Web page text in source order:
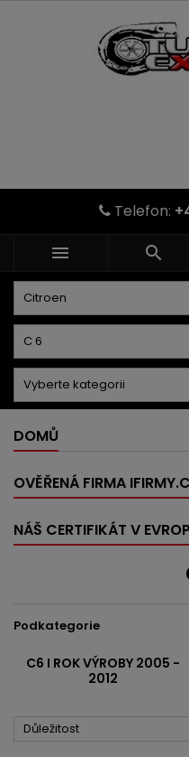
Telefon:
 
DOMŮ
OVĚŘENÁ FIRMA
NÁŠ CERTIFIKÁT V
Podkategorie
C6 I ROK VÝROBY 2005 -
2012
Důležitost